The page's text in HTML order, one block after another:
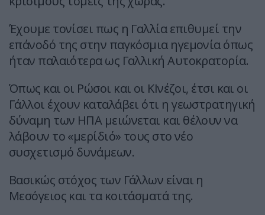
Έχουμε τονίσει πως η Γαλλία επιθυμεί την
επάνοδό της στην παγκόσμια ηγεμονία όπως
ήταν παλαιότερα ως Γαλλική Αυτοκρατορία.
Όπως και οι Ρώσοι και οι ΚΙνέζοι, έτσι και οι
Γάλλοι έχουν καταλάβει ότι η γεωστρατηγική
δύναμη των ΗΠΑ μειώνεται και θέλουν να
λάβουν το «μερίδιό» τους στο νέο
συσχετισμό δυνάμεων.
Βασικώς στόχος των Γάλλων είναι η
Μεσόγειος και τα κοιτάσματά της.